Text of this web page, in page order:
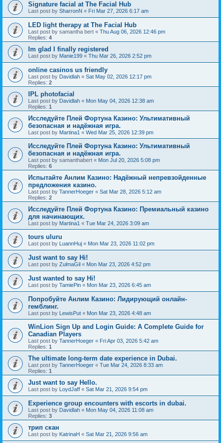
Signature facial at The Facial Hub
Last post by SharronN « Fri Mar 27, 2026 6:17 am
LED light therapy at The Facial Hub
Last post by samantha bert « Thu Aug 06, 2026 12:46 pm
Replies: 4
Im glad I finally registered
Last post by Manie199 « Thu Mar 26, 2026 2:52 pm
online casinos us friendly
Last post by Davidlah « Sat May 02, 2026 12:17 pm
Replies: 2
IPL photofacial
Last post by Davidlah « Mon May 04, 2026 12:38 am
Replies: 1
Исследуйте Плей Фортуна Казино: Ультимативный
безопасная и надёжная игра.
Last post by Martina1 « Wed Mar 25, 2026 12:39 pm
Исследуйте Плей Фортуна Казино: Ультимативный
безопасная и надёжная игра.
Last post by samanthabert « Mon Jul 20, 2026 5:08 pm
Replies: 6
Испытайте Анлим Казино: Надёжный непревзойденные
предложения казино.
Last post by TannerHoeger « Sat Mar 28, 2026 5:12 am
Replies: 2
Исследуйте Плей Фортуна Казино: Премиальный казино
для начинающих.
Last post by Martina1 « Tue Mar 24, 2026 3:09 am
tours uluru
Last post by LuannHuj « Mon Mar 23, 2026 11:02 pm
Just want to say Hi!
Last post by ZulmaGil « Mon Mar 23, 2026 4:52 pm
Just wanted to say Hi!
Last post by TamiePin « Mon Mar 23, 2026 6:45 am
Попробуйте Анлим Казино: Лидирующий онлайн-
гемблинг.
Last post by LewisPut « Mon Mar 23, 2026 4:48 am
WinLion Sign Up and Login Guide: A Complete Guide for
Canadian Players
Last post by TannerHoeger « Fri Apr 03, 2026 5:42 am
Replies: 1
The ultimate long-term date experience in Dubai.
Last post by TannerHoeger « Tue Mar 24, 2026 8:33 am
Replies: 1
Just want to say Hello.
Last post by LoydJaff « Sat Mar 21, 2026 9:54 pm
Experience group encounters with escorts in dubai.
Last post by Davidlah « Mon May 04, 2026 11:08 am
Replies: 3
трип скан
Last post by KatrinaH « Sat Mar 21, 2026 9:56 am